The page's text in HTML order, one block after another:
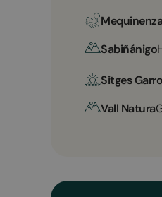
Mequinenza
Sabiñánigo
Sitges
Vall Natura